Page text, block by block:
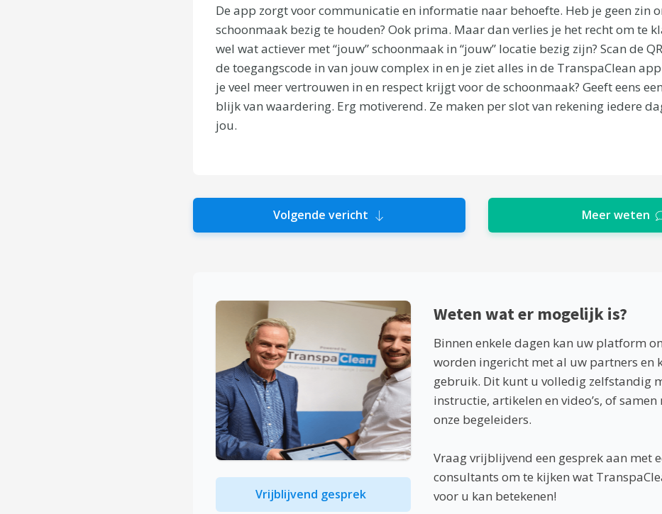
De app zorgt voor communicatie en informatie naar behoefte. Heb je geen zin
schoonmaak bezig te houden? Ook prima. Maar dan verlies je het recht om te
wel wat actiever met “jouw” schoonmaak in “jouw” locatie bezig zijn? Scan de
de toegangscode in van jouw complex in en je ziet alles in de TranspaClean
je veel meer vertrouwen in en respect krijgt voor de schoonmaak? Geeft eens
blijk van waardering. Erg motiverend. Ze maken per slot van rekening iedere
jou.
Volgende vericht Meer weten
Vrijblijvend gesprek
Weten wat er mogelijk is?
Binnen enkele dagen kan uw platform
worden ingericht met al uw partners en
gebruik. Dit kunt u volledig zelfstandig
instructie, artikelen en video’s, of samen
onze begeleiders.
Vraag vrijblijvend een gesprek aan met
consultants om te kijken wat
voor u kan betekenen!